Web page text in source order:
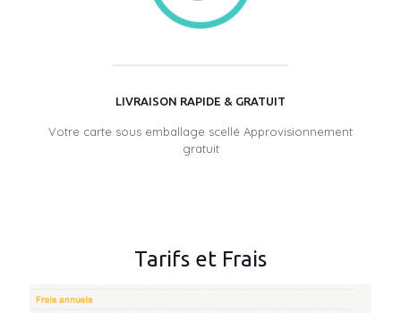
LIVRAISON RAPIDE & GRATUIT
Votre carte sous emballage scellé Approvisionnement
gratuit
Tarifs et Frais